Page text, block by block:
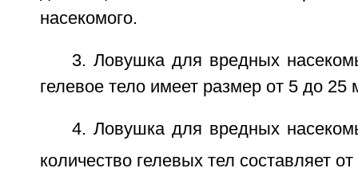
насекомого.
3. Ловушка для вредных
гелевое тело имеет размер от 5 до 25
4. Ловушка для вредных
количество гелевых тел составляет